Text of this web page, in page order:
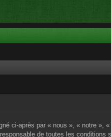
ci-après par « nous », « notre »,
responsable de toutes les